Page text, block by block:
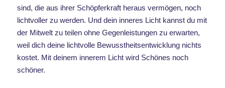
sind, die aus ihrer Schöpferkraft heraus vermögen, noch
lichtvoller zu werden. Und dein inneres Licht kannst du mit
der Mitwelt zu teilen ohne Gegenleistungen zu erwarten,
weil dich deine lichtvolle Bewusstheitsentwicklung nichts
kostet. Mit deinem innerem Licht wird Schönes noch
schöner.